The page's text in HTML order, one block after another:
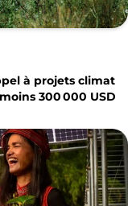
à projets climat
300 000 USD